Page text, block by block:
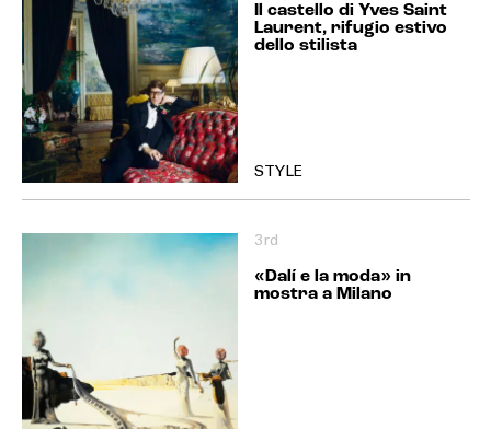
Il castello di Yves Saint
Laurent, rifugio estivo
dello stilista
STYLE
3rd
«Dalí e la moda» in
mostra a Milano